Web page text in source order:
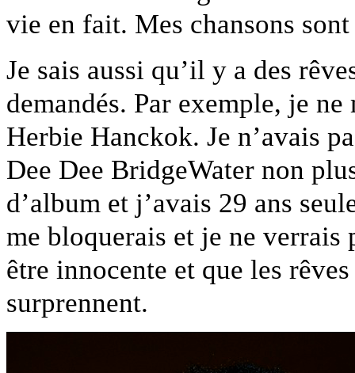
vie en fait. Mes chansons
Je sais aussi qu’il y a des
demandés. Par exemple, je
Herbie Hanckok. Je n’avais
Dee Dee BridgeWater non
d’album et j’avais 29 ans
me bloquerais et je ne verrais
être innocente et que les
surprennent.